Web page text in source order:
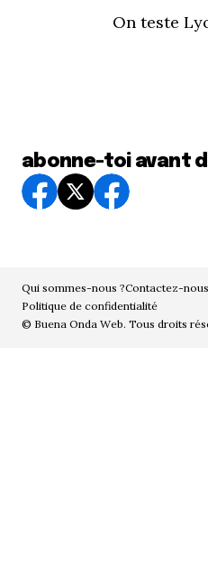
On teste
abonne-toi avant
Qui sommes-nous ?Contactez-nous
Politique de confidentialité
© Buena Onda Web. Tous droits